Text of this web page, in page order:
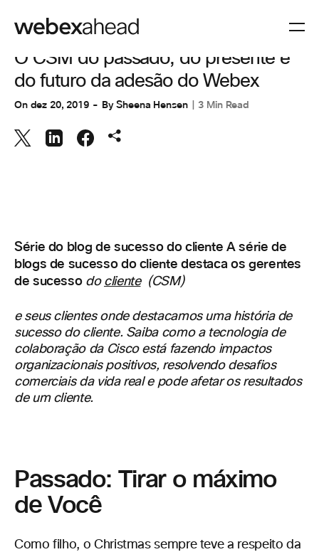
COLABORAÇÃO
O CSM do passado, do presente e
do futuro da adesão do Webex
On dez 20, 2019 BySheena Hensen 3 Min Read
Série do blog de sucesso do cliente A série de
blogs de sucesso do cliente destaca os gerentes
de sucesso do cliente (CSM)
e seus clientes onde destacamos uma história de
sucesso do cliente. Saiba como a tecnologia de
colaboração da Cisco está fazendo impactos
organizacionais positivos, resolvendo desafios
comerciais da vida real e pode afetar os resultados
de um cliente.
Passado: Tirar o máximo
de Você
Como filho, o Christmas sempre teve a respeito da